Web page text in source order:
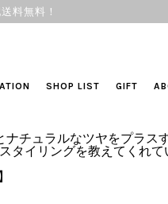
料無料！
SHOP LIST GIFT
チュラルなツヤをプラ
タイリングを教えてくれて